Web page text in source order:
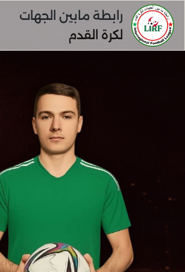
رابطة مابين الجهات
لكرة القدم